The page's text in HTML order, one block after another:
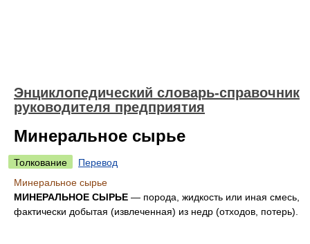
Энциклопедический словарь-справочник
руководителя предприятия
Минеральное сырье
Толкование
Перевод
Минеральное сырье
МИНЕРАЛЬНОЕ СЫРЬЕ — порода, жидкость или иная смесь,
фактически добытая (извлеченная) из недр (отходов, потерь).